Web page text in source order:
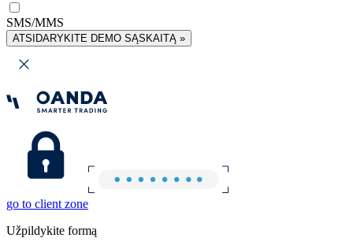
SMS/MMS
ATSIDARYKITE DEMO SĄSKAITĄ »
go to client zone
Užpildykite formą